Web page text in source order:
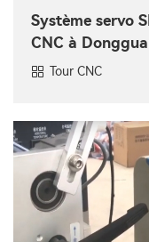
Système servo
CNC à
Tour CNC